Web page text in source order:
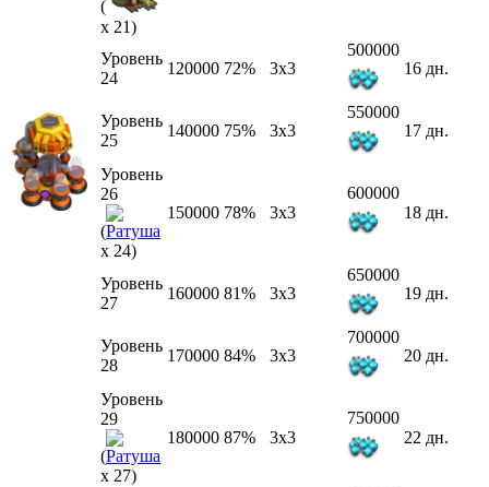
(
x 21)
Уровень
24
120000 72% 3x3
500000
16 дн.
Уровень
25
140000 75% 3x3
550000
17 дн.
Уровень
26
(
x 24)
150000 78% 3x3
600000
18 дн.
Уровень
27
160000 81% 3x3
650000
19 дн.
Уровень
28
170000 84% 3x3
700000
20 дн.
Уровень
29
(
x 27)
180000 87% 3x3
750000
22 дн.